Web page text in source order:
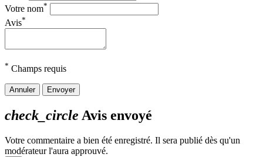
Votre nom*
Avis*
* Champs requis
Annuler Envoyer
check_circle Avis envoyé
Votre commentaire a bien été enregistré. Il sera publié dès qu'un
modérateur l'aura approuvé.